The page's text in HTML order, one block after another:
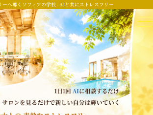
ーへ導くソフィアの学校 - AIと共にストレスフリー